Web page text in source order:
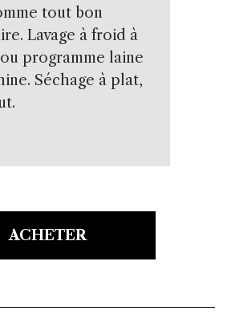
tout bon
Lavage à froid à
programme laine
Séchage à plat,
ACHETER